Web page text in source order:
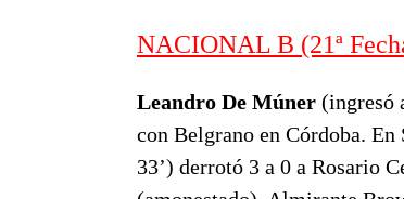
NACIONAL B (21ª
Leandro De Múner (ingresó
con Belgrano en Córdoba. En
33’) derrotó 3 a 0 a Rosario